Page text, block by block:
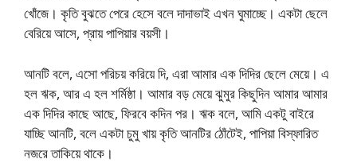
খোঁজে। কৃতি বুঝতে পেরে হেসে বলে দাদাভাই এখন ঘুমাচ্ছে। একটা ছেলে
বেরিয়ে আসে, প্রায় পাপিয়ার বয়সী।
আনটি বলে, এসো পরিচয় করিয়ে দি, এরা আমার এক দিদির ছেলে মেয়ে। এ
হল ঋক, আর এ হল শর্মিষ্ঠা। আমার বড় মেয়ে ঝুমুর কিছুদিন আমার আমার
এক দিদির কাছে আছে, ফিরবে কদিন পর। ঋক বলে, আমি একটু বাইরে
যাচ্ছি আনটি, বলে একটা চুমু খায় কৃতি আনটির ঠোঁটেই, পাপিয়া বিস্ফারিত
নজরে তাকিয়ে থাকে।